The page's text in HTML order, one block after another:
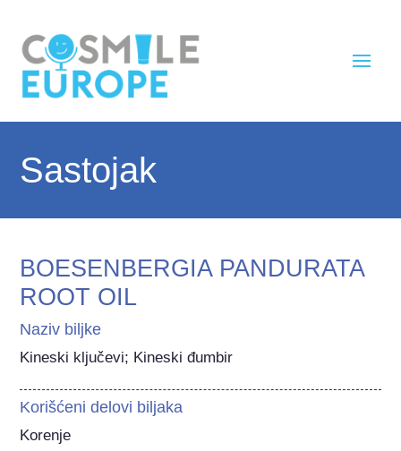
Sastojak
BOESENBERGIA PANDURATA
ROOT OIL
Naziv biljke
Kineski ključevi; Kineski đumbir
Korišćeni delovi biljaka
Korenje